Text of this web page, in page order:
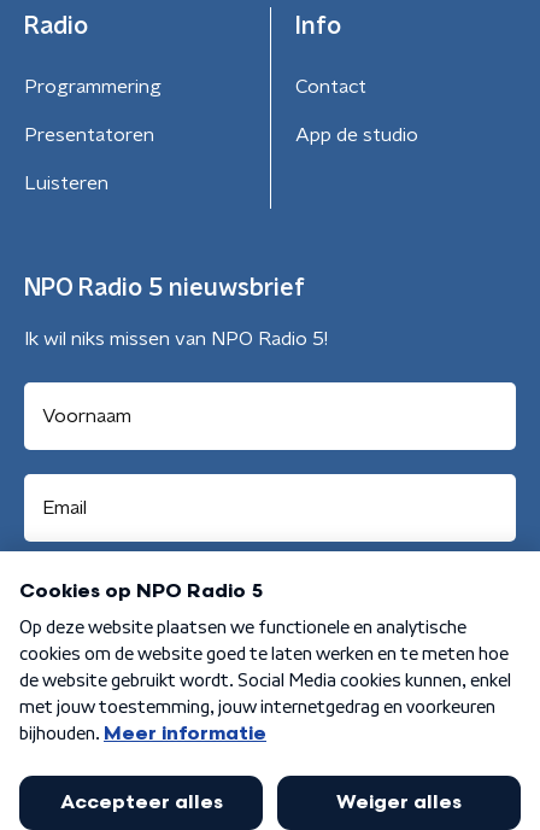
Radio
Programmering
Presentatoren
Luisteren
Info
Contact
App de studio
NPO Radio 5 nieuwsbrief
Ik wil niks missen van NPO Radio 5!
Aanmelden
Algemene voorwaarden Privacybeleid